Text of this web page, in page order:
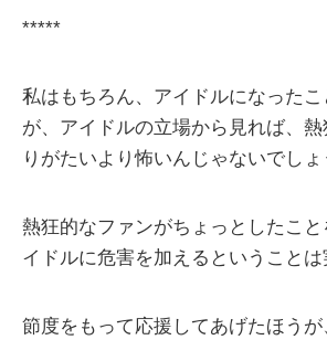
*****
私はもちろん、アイドルになった
が、アイドルの立場から見れば、
りがたいより怖いんじゃないでしょ
熱狂的なファンがちょっとしたこ
イドルに危害を加えるということは
節度をもって応援してあげたほう